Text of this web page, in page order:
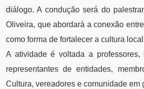
diálogo. A condução será do
Oliveira, que abordará a conexão
como forma de fortalecer a cultura
A atividade é voltada a professores,
representantes de entidades,
Cultura, vereadores e comunidade em